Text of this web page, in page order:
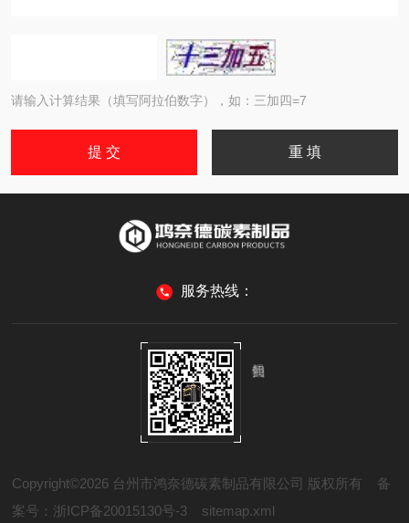
请输入计算结果（填写阿拉伯数字），如：三加四=7
服务热线：
Copyright©2026 台州市鸿奈德碳素制品有限公司 版权所有 备
案号：浙ICP备20015130号-3
sitemap.xml